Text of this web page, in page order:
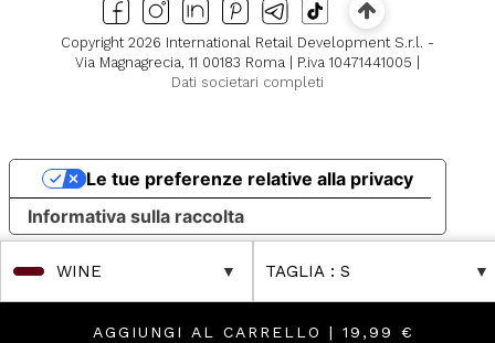
WINE TAGLIA : S
AGGIUNGI AL CARRELLO | 19,99 €
Copyright 2026 International Retail Development S.r.l. -
Via Magnagrecia, 11 00183 Roma | P.iva 10471441005 |
Dati societari completi
Informativa sulla raccolta
Le tue preferenze relative alla privacy